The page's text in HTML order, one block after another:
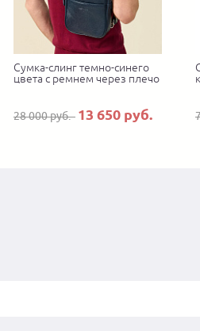
Сумка-слинг темно-синего
цвета с ремнем через плечо
28 000 руб. 13 650 руб.